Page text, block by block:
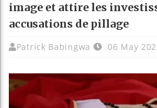
image et attire les
accusations de pillage
Patrick Babingwa 06 May